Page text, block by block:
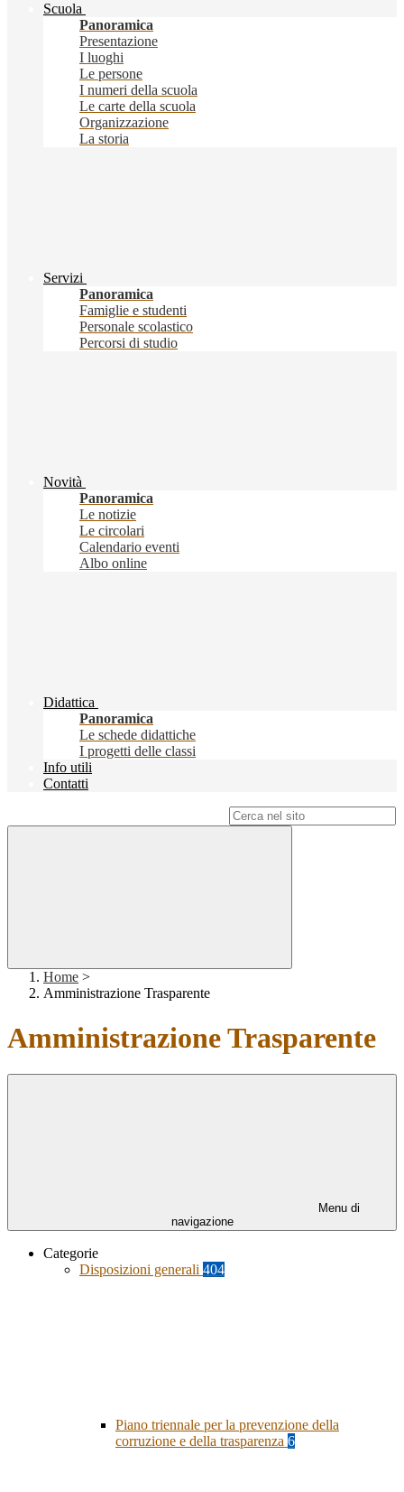
Scuola
Panoramica
Presentazione
I luoghi
Le persone
I numeri della scuola
Le carte della scuola
Organizzazione
La storia
Servizi
Panoramica
Famiglie e studenti
Personale scolastico
Percorsi di studio
Novità
Panoramica
Le notizie
Le circolari
Calendario eventi
Albo online
Didattica
Panoramica
Le schede didattiche
I progetti delle classi
Info utili
Contatti
Home >
Amministrazione Trasparente
Amministrazione Trasparente
Menu di
navigazione
Categorie
Disposizioni generali 404
Piano triennale per la prevenzione della
corruzione e della trasparenza 6